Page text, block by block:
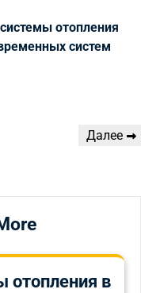
отопления
систем
Следующая
Далее
отопления в